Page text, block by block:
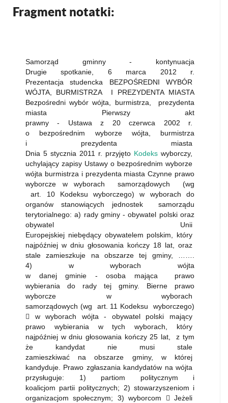
Fragment notatki:
Samorząd gminny - kontynuacja
Drugie spotkanie, 6 marca 2012 r.
Prezentacja studencka BEZPOŚREDNI WYBÓR
WÓJTA, BURMISTRZA I PREZYDENTA MIASTA
Bezpośredni wybór wójta, burmistrza, prezydenta
miasta Pierwszy akt
prawny - Ustawa z 20 czerwca 2002 r.
o bezpośrednim wyborze wójta, burmistrza
i prezydenta miasta
Dnia 5 stycznia 2011 r. przyjęto Kodeks wyborczy,
uchylający zapisy Ustawy o bezpośrednim wyborze
wójta burmistrza i prezydenta miasta Czynne prawo
wyborcze w wyborach samorządowych (wg
art. 10 Kodeksu wyborczego) w wyborach do
organów stanowiących jednostek samorządu
terytorialnego: a) rady gminy - obywatel polski oraz
obywatel Unii
Europejskiej niebędący obywatelem polskim, który
najpóźniej w dniu głosowania kończy 18 lat, oraz
stale zamieszkuje na obszarze tej gminy, …….
4) w wyborach wójta
w danej gminie - osoba mająca prawo
wybierania do rady tej gminy. Bierne prawo
wyborcze w wyborach
samorządowych (wg art. 11 Kodeksu wyborczego)
 w wyborach wójta - obywatel polski mający
prawo wybierania w tych wyborach, który
najpóźniej w dniu głosowania kończy 25 lat, z tym
że kandydat nie musi stale
zamieszkiwać na obszarze gminy, w której
kandyduje. Prawo zgłaszania kandydatów na wójta
przysługuje: 1) partiom politycznym i
koalicjom partii politycznych; 2) stowarzyszeniom i
organizacjom społecznym; 3) wyborcom  Jeżeli